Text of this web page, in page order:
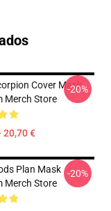
Cover Mask
Merch Store
20,70 €
-20%
Plan Mask
Merch Store
-20%